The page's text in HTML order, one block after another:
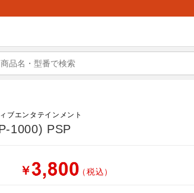
ブエンタテインメント
1000) PSP
￥ （税込）